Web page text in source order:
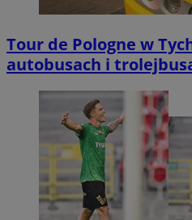
Tour de Pologne w
autobusach i